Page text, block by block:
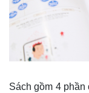
Kinh tế
Bất động sản
Sách gồm 4 phần